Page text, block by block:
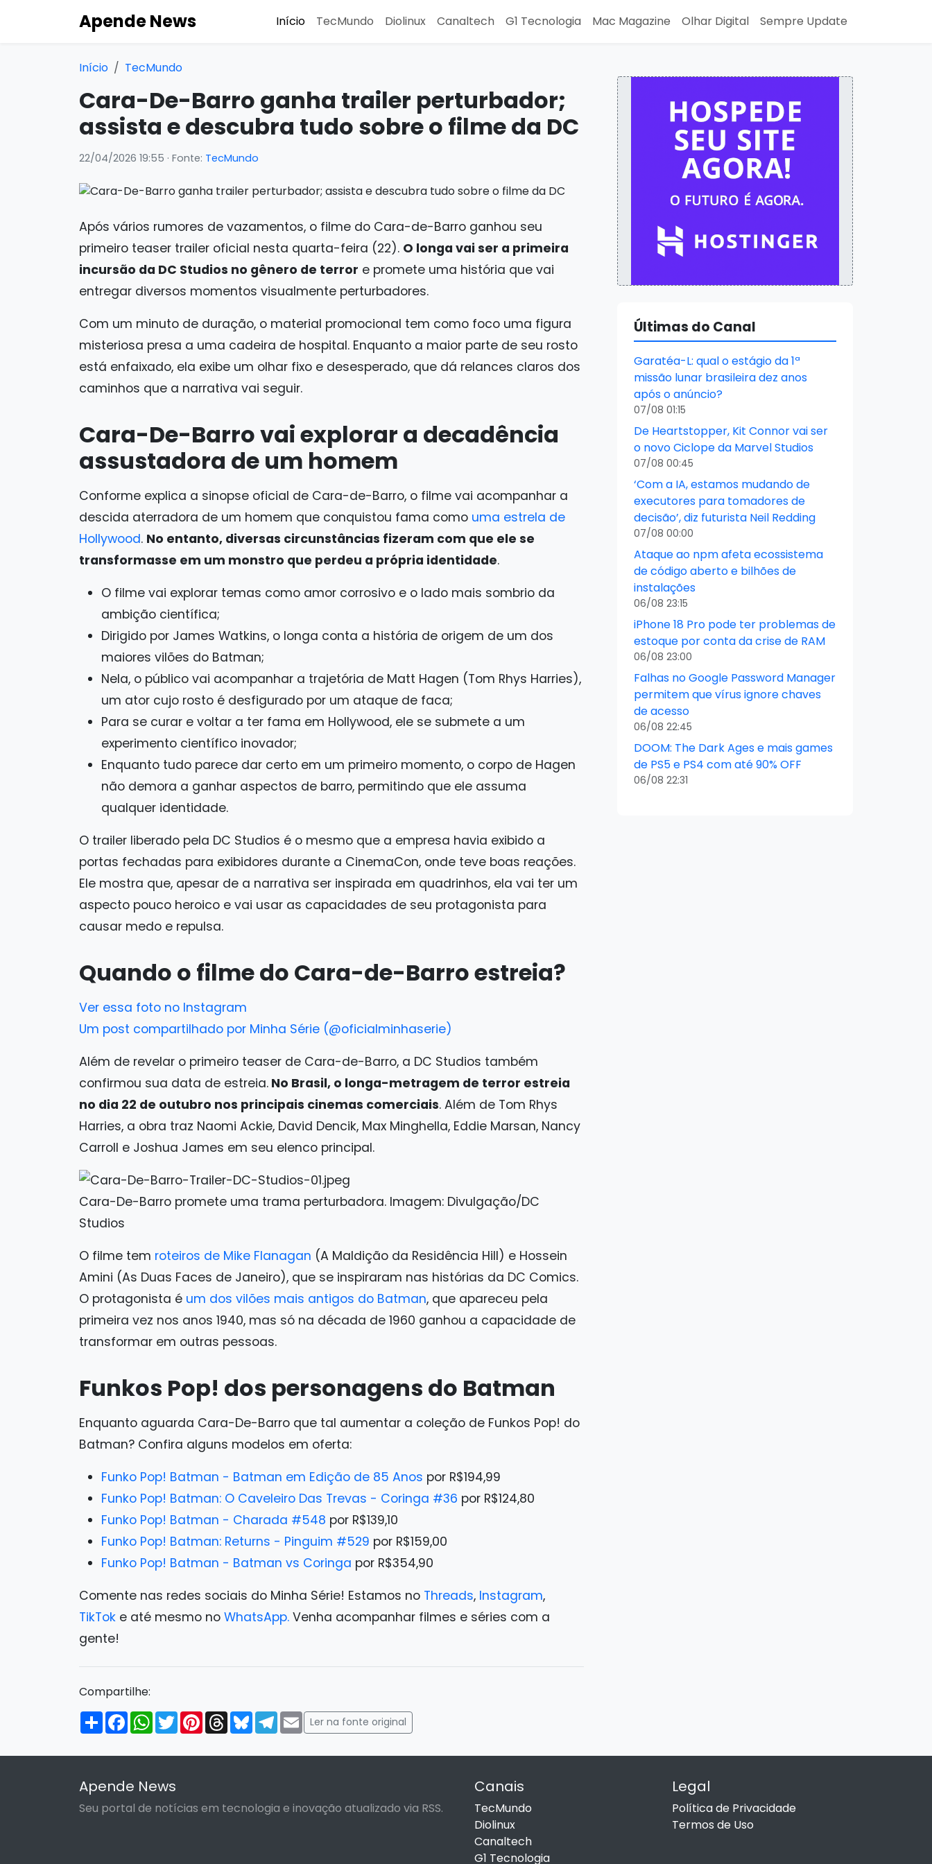
Apende News Início TecMundo Diolinux Canaltech G1 Tecnologia Mac Magazine Olhar Digital Sempre Update
Início TecMundo
Cara-De-Barro ganha trailer perturbador;
assista e descubra tudo sobre o filme da DC
22/04/2026 19:55 · Fonte: TecMundo
Após vários rumores de vazamentos, o filme do Cara-de-Barro ganhou seu
primeiro teaser trailer oficial nesta quarta-feira (22). O longa vai ser a primeira
incursão da DC Studios no gênero de terror e promete uma história que vai
entregar diversos momentos visualmente perturbadores.
Com um minuto de duração, o material promocional tem como foco uma figura
misteriosa presa a uma cadeira de hospital. Enquanto a maior parte de seu rosto
está enfaixado, ela exibe um olhar fixo e desesperado, que dá relances claros dos
caminhos que a narrativa vai seguir.
Cara-De-Barro vai explorar a decadência
assustadora de um homem
Conforme explica a sinopse oficial de Cara-de-Barro, o filme vai acompanhar a
descida aterradora de um homem que conquistou fama como uma estrela de
Hollywood. No entanto, diversas circunstâncias fizeram com que ele se
transformasse em um monstro que perdeu a própria identidade.
O filme vai explorar temas como amor corrosivo e o lado mais sombrio da
ambição científica;
Dirigido por James Watkins, o longa conta a história de origem de um dos
maiores vilões do Batman;
Nela, o público vai acompanhar a trajetória de Matt Hagen (Tom Rhys Harries),
um ator cujo rosto é desfigurado por um ataque de faca;
Para se curar e voltar a ter fama em Hollywood, ele se submete a um
experimento científico inovador;
Enquanto tudo parece dar certo em um primeiro momento, o corpo de Hagen
não demora a ganhar aspectos de barro, permitindo que ele assuma
qualquer identidade.
O trailer liberado pela DC Studios é o mesmo que a empresa havia exibido a
portas fechadas para exibidores durante a CinemaCon, onde teve boas reações.
Ele mostra que, apesar de a narrativa ser inspirada em quadrinhos, ela vai ter um
aspecto pouco heroico e vai usar as capacidades de seu protagonista para
causar medo e repulsa.
Quando o filme do Cara-de-Barro estreia?
Ver essa foto no Instagram
Um post compartilhado por Minha Série (@oficialminhaserie)
Além de revelar o primeiro teaser de Cara-de-Barro, a DC Studios também
confirmou sua data de estreia. No Brasil, o longa-metragem de terror estreia
no dia 22 de outubro nos principais cinemas comerciais. Além de Tom Rhys
Harries, a obra traz Naomi Ackie, David Dencik, Max Minghella, Eddie Marsan, Nancy
Carroll e Joshua James em seu elenco principal.
Cara-De-Barro promete uma trama perturbadora. Imagem: Divulgação/DC
Studios
O filme tem roteiros de Mike Flanagan (A Maldição da Residência Hill) e Hossein
Amini (As Duas Faces de Janeiro), que se inspiraram nas histórias da DC Comics.
O protagonista é um dos vilões mais antigos do Batman, que apareceu pela
primeira vez nos anos 1940, mas só na década de 1960 ganhou a capacidade de
transformar em outras pessoas.
Funkos Pop! dos personagens do Batman
Enquanto aguarda Cara-De-Barro que tal aumentar a coleção de Funkos Pop! do
Batman? Confira alguns modelos em oferta:
Funko Pop! Batman - Batman em Edição de 85 Anos por R$194,99
Funko Pop! Batman: O Caveleiro Das Trevas - Coringa #36 por R$124,80
Funko Pop! Batman - Charada #548 por R$139,10
Funko Pop! Batman: Returns - Pinguim #529 por R$159,00
Funko Pop! Batman - Batman vs Coringa por R$354,90
Comente nas redes sociais do Minha Série! Estamos no Threads, Instagram,
TikTok e até mesmo no WhatsApp. Venha acompanhar filmes e séries com a
gente!
Compartilhe:
Compartilhar
FacebookWhatsApp
TwitterPinterestThreadsBlueskyTelegram
Email
Ler na fonte original
Últimas do Canal
Garatéa-L: qual o estágio da 1ª
missão lunar brasileira dez anos
após o anúncio?
07/08 01:15
De Heartstopper, Kit Connor vai ser
o novo Ciclope da Marvel Studios
07/08 00:45
‘Com a IA, estamos mudando de
executores para tomadores de
decisão’, diz futurista Neil Redding
07/08 00:00
Ataque ao npm afeta ecossistema
de código aberto e bilhões de
instalações
06/08 23:15
iPhone 18 Pro pode ter problemas de
estoque por conta da crise de RAM
06/08 23:00
Falhas no Google Password Manager
permitem que vírus ignore chaves
de acesso
06/08 22:45
DOOM: The Dark Ages e mais games
de PS5 e PS4 com até 90% OFF
06/08 22:31
Apende News
Seu portal de notícias em tecnologia e inovação atualizado via RSS.
Canais
TecMundo
Diolinux
Canaltech
G1 Tecnologia
Legal
Política de Privacidade
Termos de Uso